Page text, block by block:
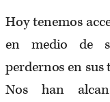
Hoy tenemos
en medio de
perdernos en
Nos han